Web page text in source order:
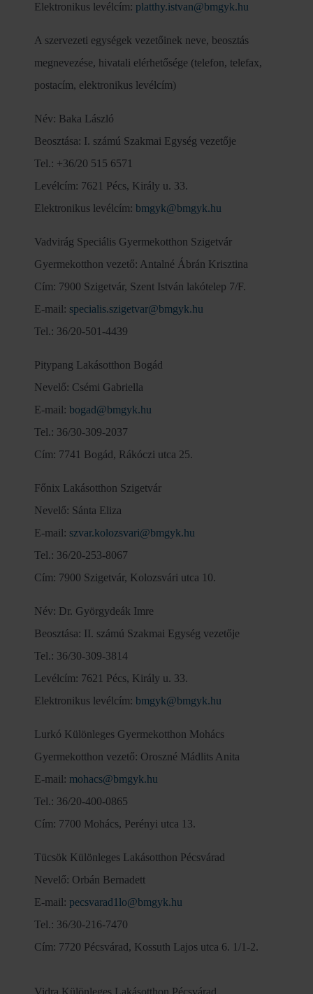
Elektronikus levélcím: platthy.istvan@bmgyk.hu
A szervezeti egységek vezetőinek neve, beosztás
megnevezése, hivatali elérhetősége (telefon, telefax,
postacím, elektronikus levélcím)
Név: Baka László
Beosztása: I. számú Szakmai Egység vezetője
Tel.: +36/20 515 6571
Levélcím: 7621 Pécs, Király u. 33.
Elektronikus levélcím: bmgyk@bmgyk.hu
Vadvirág Speciális Gyermekotthon Szigetvár
Gyermekotthon vezető: Antalné Ábrán Krisztina
Cím: 7900 Szigetvár, Szent István lakótelep 7/F.
E-mail: specialis.szigetvar@bmgyk.hu
Tel.: 36/20-501-4439
Pitypang Lakásotthon Bogád
Nevelő: Csémi Gabriella
E-mail: bogad@bmgyk.hu
Tel.: 36/30-309-2037
Cím: 7741 Bogád, Rákóczi utca 25.
Főnix Lakásotthon Szigetvár
Nevelő: Sánta Eliza
E-mail: szvar.kolozsvari@bmgyk.hu
Tel.: 36/20-253-8067
Cím: 7900 Szigetvár, Kolozsvári utca 10.
Név: Dr. Györgydeák Imre
Beosztása: II. számú Szakmai Egység vezetője
Tel.: 36/30-309-3814
Levélcím: 7621 Pécs, Király u. 33.
Elektronikus levélcím: bmgyk@bmgyk.hu
Lurkó Különleges Gyermekotthon Mohács
Gyermekotthon vezető: Oroszné Mádlits Anita
E-mail: mohacs@bmgyk.hu
Tel.: 36/20-400-0865
Cím: 7700 Mohács, Perényi utca 13.
Tücsök Különleges Lakásotthon Pécsvárad
Nevelő: Orbán Bernadett
E-mail: pecsvarad1lo@bmgyk.hu
Tel.: 36/30-216-7470
Cím: 7720 Pécsvárad, Kossuth Lajos utca 6. 1/1-2.
Vidra Különleges Lakásotthon Pécsvárad